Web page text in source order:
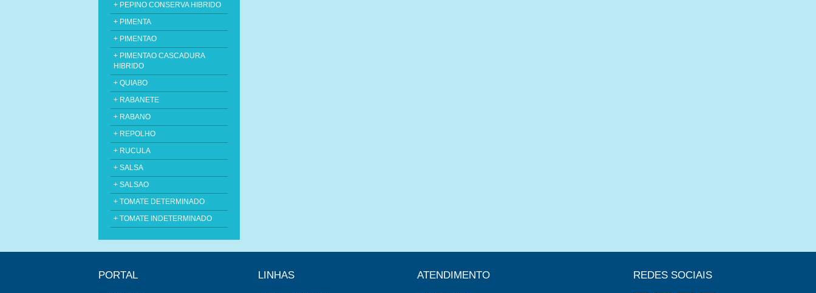
+ PEPINO CONSERVA HIBRIDO
+ PIMENTA
+ PIMENTAO
+ PIMENTAO CASCADURA
HIBRIDO
+ QUIABO
+ RABANETE
+ RABANO
+ REPOLHO
+ RUCULA
+ SALSA
+ SALSAO
+ TOMATE DETERMINADO
+ TOMATE INDETERMINADO
PORTAL LINHAS ATENDIMENTO REDES SOCIAIS